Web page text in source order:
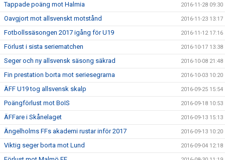
Tappade poäng mot Halmia 2016-11-28 09:30
Oavgjort mot allsvenskt motstånd 2016-11-23 13:17
Fotbollssäsongen 2017 igång för U19 2016-11-12 17:16
Förlust i sista seriematchen 2016-10-17 13:38
Seger och ny allsvensk säsong säkrad 2016-10-08 21:48
Fin prestation borta mot seriesegrarna 2016-10-03 10:20
ÄFF U19 tog allsvensk skalp 2016-09-25 15:54
Poängförlust mot BoIS 2016-09-18 10:53
ÄFFare i Skånelaget 2016-09-13 15:13
Ängelholms FFs akademi rustar inför 2017 2016-09-13 10:20
Viktig seger borta mot Lund 2016-09-04 12:18